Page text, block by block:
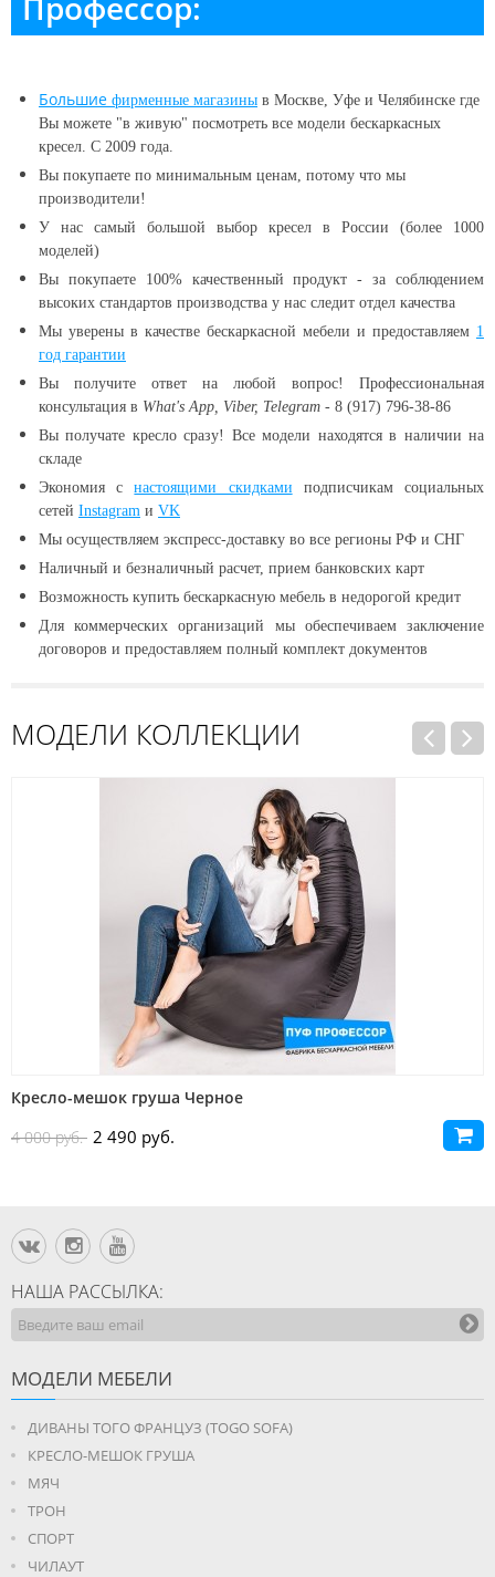
Большие фирменные магазины в Москве, Уфе и Челябинске где
Вы можете "в живую" посмотреть все модели бескаркасных
кресел. С 2009 года.
Вы покупаете по минимальным ценам, потому что мы
производители!
У нас самый большой выбор кресел в России (более 1000
моделей)
Вы покупаете 100% качественный продукт - за соблюдением
высоких стандартов производства у нас следит отдел качества
Мы уверены в качестве бескаркасной мебели и предоставляем 1
год гарантии
Вы получите ответ на любой вопрос! Профессиональная
консультация в What's App, Viber, Telegram - 8 (917) 796-38-86
Вы получате кресло сразу! Все модели находятся в наличии на
складе
Экономия снастоящими скидками подписчикам социальных
сетей Instagram и VK
Мы осуществляем экспресс-доставку во все регионы РФ и СНГ
Наличный и безналичный расчет, прием банковских карт
Возможность купить бескаркасную мебель в недорогой кредит
Для коммерческих организаций мы обеспечиваем заключение
договоров и предоставляем полный комплект документов
МОДЕЛИ КОЛЛЕКЦИИ
Кресло-мешок груша Черное
4 000 руб. 2 490 руб.
НАША РАССЫЛКА:
МОДЕЛИ МЕБЕЛИ
ДИВАНЫ ТОГО ФРАНЦУЗ (TOGO SOFA)
КРЕСЛО-МЕШОК ГРУША
МЯЧ
ТРОН
СПОРТ
ЧИЛАУТ